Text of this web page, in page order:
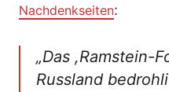
Nachdenkseiten:
„Das ,Ramstein-
Russland